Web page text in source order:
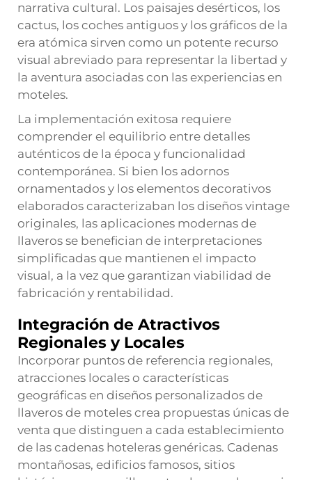
narrativa cultural. Los paisajes desérticos, los
cactus, los coches antiguos y los gráficos de la
era atómica sirven como un potente recurso
visual abreviado para representar la libertad y
la aventura asociadas con las experiencias en
moteles.
La implementación exitosa requiere
comprender el equilibrio entre detalles
auténticos de la época y funcionalidad
contemporánea. Si bien los adornos
ornamentados y los elementos decorativos
elaborados caracterizaban los diseños vintage
originales, las aplicaciones modernas de
llaveros se benefician de interpretaciones
simplificadas que mantienen el impacto
visual, a la vez que garantizan viabilidad de
fabricación y rentabilidad.
Integración de Atractivos
Regionales y Locales
Incorporar puntos de referencia regionales,
atracciones locales o características
geográficas en diseños personalizados de
llaveros de moteles crea propuestas únicas de
venta que distinguen a cada establecimiento
de las cadenas hoteleras genéricas. Cadenas
montañosas, edificios famosos, sitios